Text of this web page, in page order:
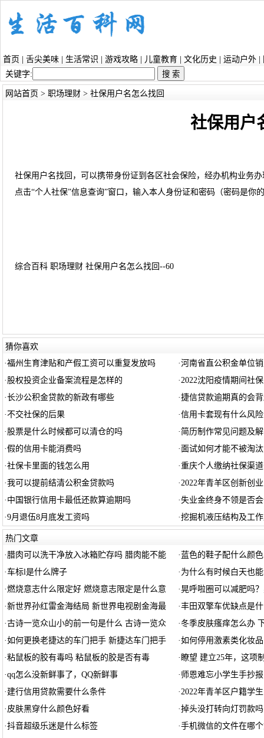
首页 舌尖美味 生活常识 游戏攻略 儿童教育 文化历史 运动户外
关键字:
网站首页 > 职场理财> 社保用户名怎么找回
社保用户
社保用户名找回，可以携带身份证到各区社会保险，经办机构业务
点击“个人社保”信息查询”窗口，输入本人身份证和密码（密码是
综合百科 职场理财 社保用户名怎么找回--60
猜你喜欢
·福州生育津贴和产假工资可以重复发放吗 ·河南省直公积金单位
· 股权投资企业备案流程是怎样的 ·2022沈阳疫情期间社
·长沙公积金贷款的新政有哪些 ·捷信贷款逾期真的会
·不交社保的后果 ·信用卡套现有什么风险
· 股票是什么时候都可以清仓的吗 ·简历制作常见问题及
·假的信用卡能消费吗 · 面试如何才能不被淘汰
·社保卡里面的钱怎么用 ·重庆个人缴纳社保渠
·我可以提前结清公积金贷款吗 ·2022年青羊区创新创
· 中国银行信用卡最低还款算逾期吗 ·失业金终身不领是否
·9月退伍8月底发工资吗 ·挖掘机液压结构及工
热门文章
· 腊肉可以洗干净放入冰箱贮存吗 腊肉能不能 · 蓝色的鞋子配什么颜
·车标l是什么牌子 · 为什么有时候白天也
·燃烧意志什么限定好 燃烧意志限定是什么意 · 晃呼啦圈可以减肥吗
·新世界孙红雷金海结局 新世界电视剧金海最 ·丰田双擎车优缺点是
·古诗一览众山小的前一句是什么 古诗一览众 ·冬季皮肤瘙痒怎么办
·如何更换老捷达的车门把手 新捷达车门把手 ·如何停用激素类化妆品
·粘鼠板的胶有毒吗 粘鼠板的胶是否有毒 · 瞭望 建立25年，这项
·qq怎么没新鲜事了，QQ新鲜事 · 师恩难忘小学生手抄
· 建行信用贷款需要什么条件 ·2022年青羊区户籍学
· 皮肤黑穿什么颜色好看 ·掉头没打转向灯罚款吗
·抖音超级乐迷是什么标签 ·手机微信的文件在哪